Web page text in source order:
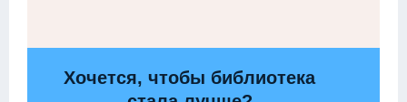
Хочется, чтобы библиотека